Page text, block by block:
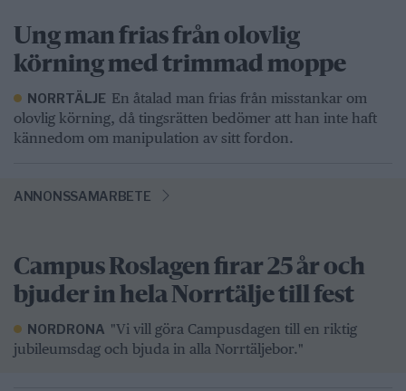
Ung man frias från olovlig
körning med trimmad moppe
NORRTÄLJE En åtalad man frias från misstankar om
olovlig körning, då tingsrätten bedömer att han inte haft
kännedom om manipulation av sitt fordon.
ANNONSSAMARBETE
Campus Roslagen firar 25 år och
bjuder in hela Norrtälje till fest
NORDRONA "Vi vill göra Campusdagen till en riktig
jubileumsdag och bjuda in alla Norrtäljebor."